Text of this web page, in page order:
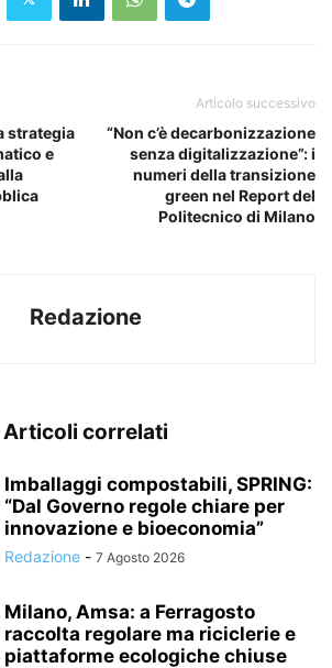
strategia
e
Articolo successivo
“Non c’è decarbonizzazione
senza digitalizzazione”: i
numeri della transizione
green nel Report del
Politecnico di Milano
Redazione
Articoli correlati
Imballaggi compostabili, SPRING:
“Dal Governo regole chiare per
innovazione e bioeconomia”
Redazione - 7 Agosto 2026
Milano, Amsa: a Ferragosto
raccolta regolare ma riciclerie e
piattaforme ecologiche chiuse